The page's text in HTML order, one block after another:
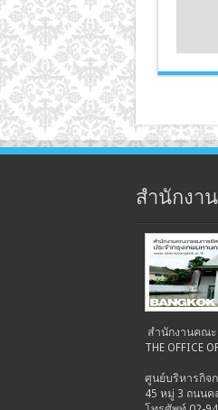
สำนักงา
THE OFFICE
ศูนย์บริหารกิจ
45 หมู่ 3 ถนนค